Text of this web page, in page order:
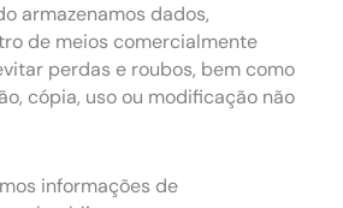
armazenamos dados,
de meios comercialmente
perdas e roubos, bem como
cópia, uso ou modificação não
informações de